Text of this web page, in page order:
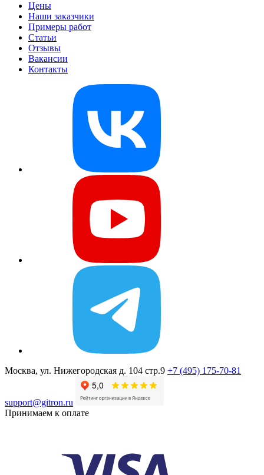
Цены
Наши заказчики
Примеры работ
Статьи
Отзывы
Вакансии
Контакты
Москва, ул. Нижегородская д. 104 стр.9 +7 (495) 175-70-81
support@gitron.ru
Принимаем к оплате